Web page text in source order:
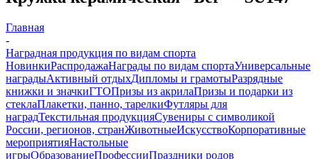
Главная
-
Наградная продукция по видам спорта
НовинкиРаспродажаНаграды по видам спортаУниверсальные
наградыАктивный отдыхДипломы и грамотыРазрядные
книжки и значкиГТОПризы из акрилаПризы и подарки из
стеклаПлакетки, панно, тарелкиФутляры для
наградТекстильная продукцияСувениры с символикой
России, регионов, странЖивотныеИскусствоКорпоративные
мероприятияНастольные
игрыОбразованиеПрофессииПраздники родов